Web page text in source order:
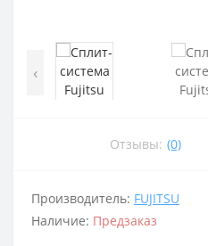
‹
Отзывы: (0)
Производитель: FUJITSU
Наличие: Предзаказ